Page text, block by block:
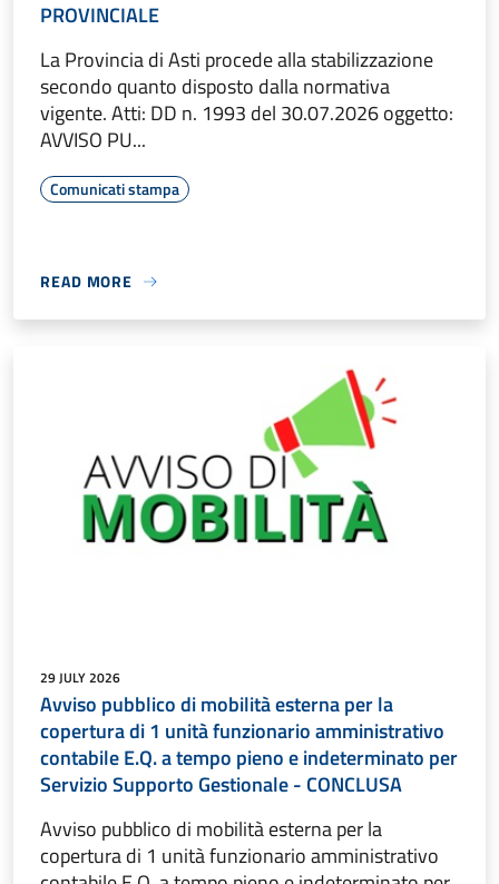
PROVINCIALE
La Provincia di Asti procede alla stabilizzazione
secondo quanto disposto dalla normativa
vigente. Atti: DD n. 1993 del 30.07.2026 oggetto:
AVVISO PU...
Comunicati stampa
READ MORE
29 JULY 2026
Avviso pubblico di mobilità esterna per la
copertura di 1 unità funzionario amministrativo
contabile E.Q. a tempo pieno e indeterminato per
Servizio Supporto Gestionale - CONCLUSA
Avviso pubblico di mobilità esterna per la
copertura di 1 unità funzionario amministrativo